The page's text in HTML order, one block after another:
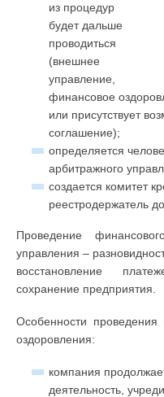
из процедур
будет дальше
проводиться
(внешнее
управление,
финансовое
или присутствует
соглашение);
определяется
арбитражного
создается комитет
реестродержатель
Проведение
управления –
восстановление
сохранение предприятия.
Особенности проведения
оздоровления:
компания
деятельность,